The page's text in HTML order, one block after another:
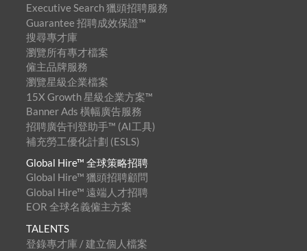
Executive Search 獵頭招聘服務
Guarantee 招聘成效保證™
搜尋專才庫
瀏覽所有專才檔案
僱主品牌服務
瀏覽星級企業檔案
15X Growth 星級企業方案™
Banner Ads 橫幅廣告服務
招聘廣告刊登助手™ (AI工具)
補充勞工優化計劃 (ESLS)
Global Hire™ 全球策略招聘
Global Hire™ 獵頭招聘顧問
Global Hire™ 遠端人才招聘
EOR 全球名義僱主方案
TALENTS
登錄專才庫 / 建立個人檔案